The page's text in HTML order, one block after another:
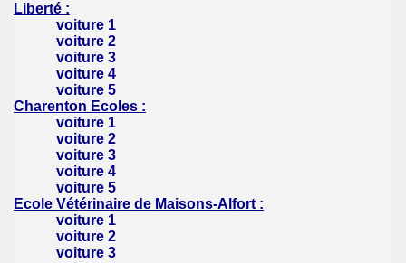
Liberté :
voiture 1
voiture 2
voiture 3
voiture 4
voiture 5
Charenton Ecoles :
voiture 1
voiture 2
voiture 3
voiture 4
voiture 5
Ecole Vétérinaire de Maisons-Alfort :
voiture 1
voiture 2
voiture 3